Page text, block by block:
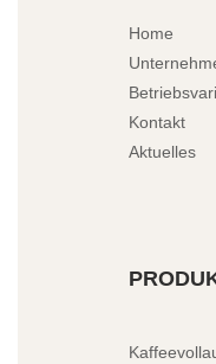
Home
Kontakt
Aktuelles